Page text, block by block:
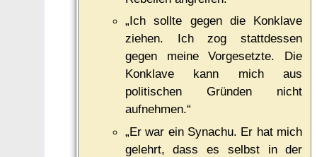
„Ich sollte gegen die Konklave
ziehen. Ich zog stattdessen
gegen meine Vorgesetzte. Die
Konklave kann mich aus
politischen Gründen nicht
aufnehmen.“
„Er war ein Synachu. Er hat mich
gelehrt, dass es selbst in der